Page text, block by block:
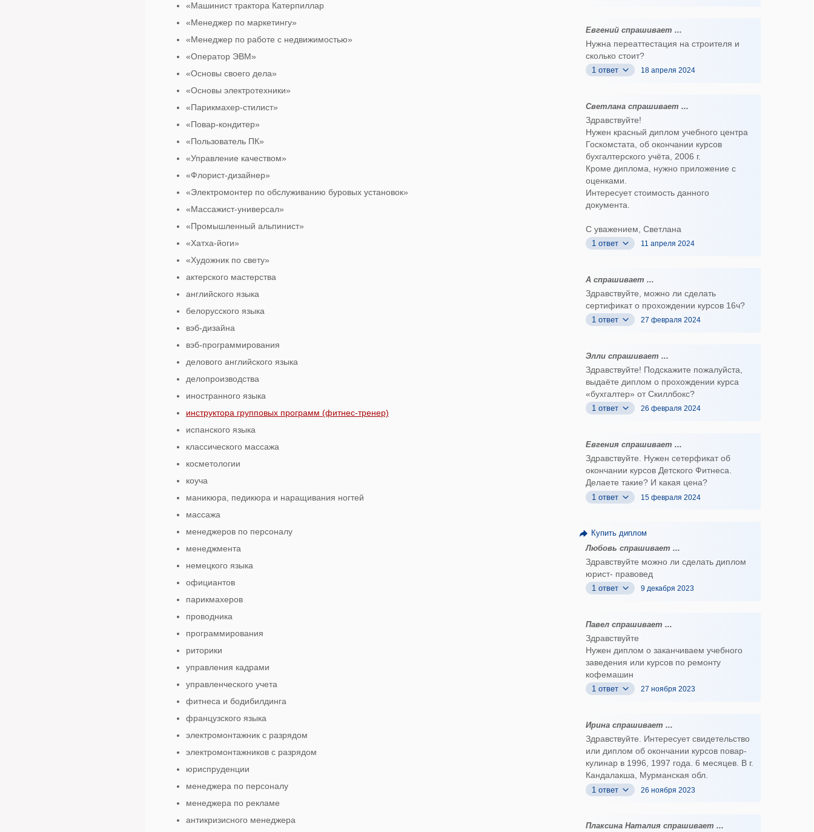
«Машинист трактора Катерпиллар
«Менеджер по маркетингу»
«Менеджер по работе с недвижимостью»
«Оператор ЭВМ»
«Основы своего дела»
«Основы электротехники»
«Парикмахер-стилист»
«Повар-кондитер»
«Пользователь ПК»
«Управление качеством»
«Флорист-дизайнер»
«Электромонтер по обслуживанию буровых установок»
«Массажист-универсал»
«Промышленный альпинист»
«Хатха-йоги»
«Художник по свету»
актерского мастерства
английского языка
белорусского языка
вэб-дизайна
вэб-программирования
делового английского языка
делопроизводства
иностранного языка
инструктора групповых программ (фитнес-тренер)
испанского языка
классического массажа
косметологии
коуча
маникюра, педикюра и наращивания ногтей
массажа
менеджеров по персоналу
менеджмента
немецкого языка
официантов
парикмахеров
проводника
программирования
риторики
управления кадрами
управленческого учета
фитнеса и бодибилдинга
французского языка
электромонтажник с разрядом
электромонтажников с разрядом
юриспруденции
менеджера по персоналу
менеджера по рекламе
антикризисного менеджера
Евгений спрашивает ...
Нужна переаттестация на строителя и
сколько стоит?
1 ответ 18 апреля 2024
Светлана спрашивает ...
Здравствуйте!
Нужен красный диплом учебного центра
Госкомстата, об окончании курсов
бухгалтерского учёта, 2006 г.
Кроме диплома, нужно приложение с
оценками.
Интересует стоимость данного
документа.
С уважением, Светлана
1 ответ 11 апреля 2024
А спрашивает ...
Здравствуйте, можно ли сделать
сертификат о прохождении курсов 16ч?
1 ответ 27 февраля 2024
Элли спрашивает ...
Здравствуйте! Подскажите пожалуйста,
выдаёте диплом о прохождении курса
«бухгалтер» от Скиллбокс?
1 ответ 26 февраля 2024
Евгения спрашивает ...
Здравствуйте. Нужен сетерфикат об
окончании курсов Детского Фитнеса.
Делаете такие? И какая цена?
1 ответ 15 февраля 2024
Купить диплом
Любовь спрашивает ...
Здравствуйте можно ли сделать диплом
юрист- правовед
1 ответ 9 декабря 2023
Павел спрашивает ...
Здравствуйте
Нужен диплом о заканчиваем учебного
заведения или курсов по ремонту
кофемашин
1 ответ 27 ноября 2023
Ирина спрашивает ...
Здравствуйте. Интересует свидетельство
или диплом об окончании курсов повар-
кулинар в 1996, 1997 года. 6 месяцев. В г.
Кандалакша, Мурманская обл.
1 ответ 26 ноября 2023
Плаксина Наталия спрашивает ...